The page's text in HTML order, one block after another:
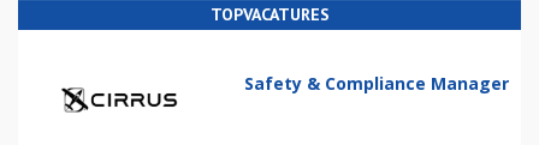
TOPVACATURES
Safety & Compliance Manager